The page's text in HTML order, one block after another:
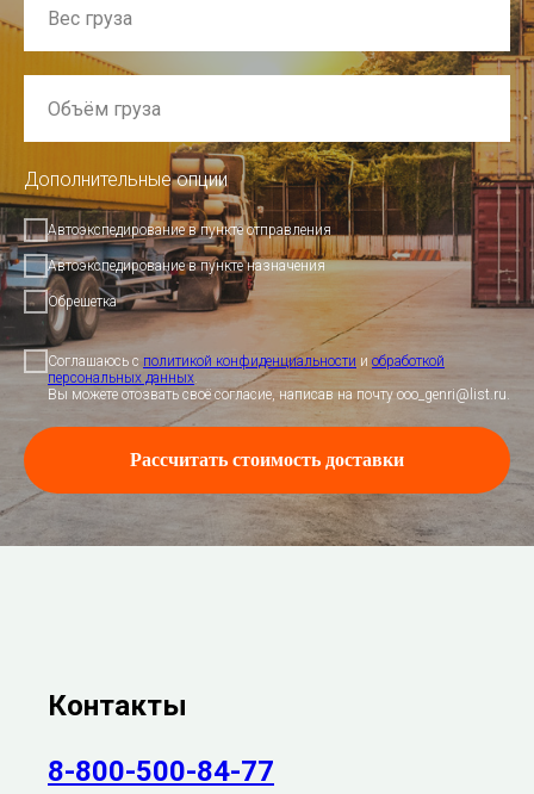
Дополнительные опции
Автоэкспедирование в пункте отправления
Автоэкспедирование в пункте назначения
Обрешетка
Соглашаюсь с политикой конфиденциальности и обработкой
персональных данных.
Вы можете отозвать своё согласие, написав на почту ooo_genri@list.ru.
Рассчитать стоимость доставки
Контакты
8-800-500-84-77